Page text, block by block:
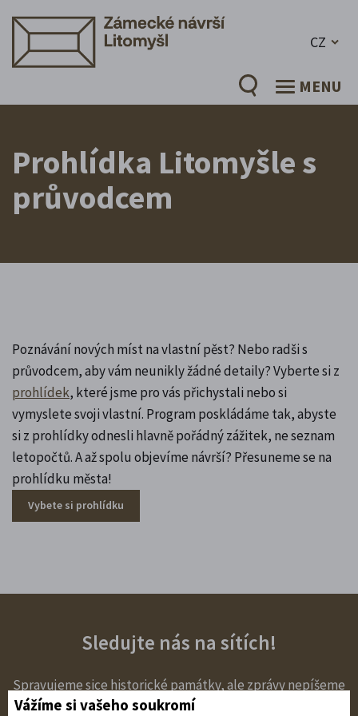
CZ
MENU
Prohlídka Litomyšle s
průvodcem
Poznávání nových míst na vlastní pěst? Nebo radši s
průvodcem, aby vám neunikly žádné detaily? Vyberte si z
prohlídek, které jsme pro vás přichystali nebo si
vymyslete svoji vlastní. Program poskládáme tak, abyste
si z prohlídky odnesli hlavně pořádný zážitek, ne seznam
letopočtů. A až spolu objevíme návrší? Přesuneme se na
prohlídku města!
Vybete si prohlídku
Sledujte nás na sítích!
Spravujeme sice historické památky, ale zprávy nepíšeme
brkem u svíček. To nejzajímavější pro vás ťukáme do
Vážíme si vašeho soukromí